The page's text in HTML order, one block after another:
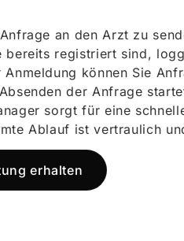
an den Arzt zu
bereits registriert sind,
Anmeldung können Sie
der Anfrage
sorgt für eine
Ablauf ist vertraulich
erhalten